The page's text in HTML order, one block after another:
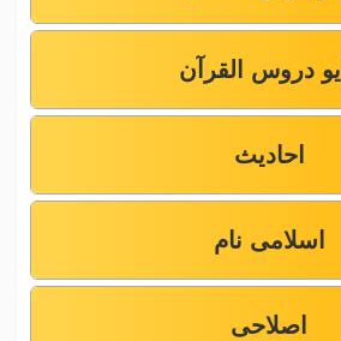
دروس القرآن
احادیث
اسلامی نام
اصلاحی